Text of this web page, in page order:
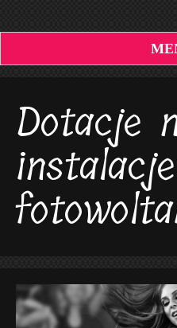
Dotacje
instalacje